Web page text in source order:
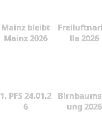
Mainz bleibt
Mainz 2026
lla 2026
1. PFS 24.01.2
6
ung 2026